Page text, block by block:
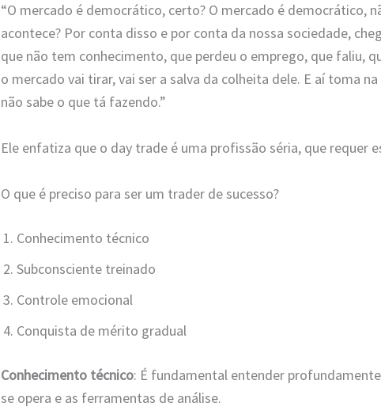
“O mercado é democrático, certo? O mercado é democrático,
acontece? Por conta disso e por conta da nossa sociedade,
que não tem conhecimento, que perdeu o emprego, que faliu,
o mercado vai tirar, vai ser a salva da colheita dele. E aí toma
não sabe o que tá fazendo.”
Ele enfatiza que o day trade é uma profissão séria, que requer
O que é preciso para ser um trader de sucesso?
Conhecimento técnico
Subconsciente treinado
Controle emocional
Conquista de mérito gradual
Conhecimento técnico: É fundamental entender
se opera e as ferramentas de análise.